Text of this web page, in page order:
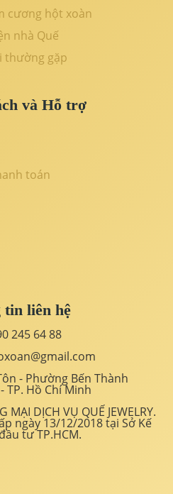
cương hột xoàn
nhà Quế
thường gặp
và Hỗ trợ
toán
tin liên hệ
245 64 88
- Phường Bến Thành
TP. Hồ Chí Minh
MẠI DỊCH VỤ QUẾ JEWELRY.
ngày 13/12/2018 tại Sở Kế
tư TP.HCM.